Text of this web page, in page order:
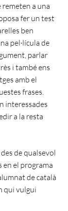
a una
fer un test
ben
pel·lícula de
parlar
i també ens
amb el
frases.
interessades
a la resta
de qualsevol
el programa
de català
qui vulgui